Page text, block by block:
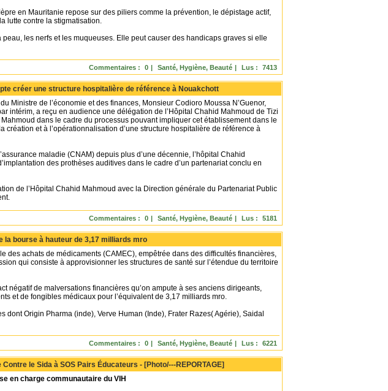
en Mauritanie repose sur des piliers comme la prévention, le dépistage actif,
lutte contre la stigmatisation.
les nerfs et les muqueuses. Elle peut causer des handicaps graves si elle
Lus : 7413
Santé, Hygiène, Beauté |
Commentaires : 0 |
créer une structure hospitalière de référence à Nouakchott
Ministre de l’économie et des finances, Monsieur Codioro Moussa N’Guenor,
intérim, a reçu en audience une délégation de l’Hôpital Chahid Mahmoud de Tizi
dans le cadre du processus pouvant impliquer cet établissement dans le
création et à l’opérationnalisation d’une structure hospitalière de référence à
maladie (CNAM) depuis plus d’une décennie, l’hôpital Chahid
des prothèses auditives dans le cadre d’un partenariat conclu en
de l’Hôpital Chahid Mahmoud avec la Direction générale du Partenariat Public
Lus : 5181
Santé, Hygiène, Beauté |
Commentaires : 0 |
la bourse à hauteur de 3,17 milliards mro
des achats de médicaments (CAMEC), empêtrée dans des difficultés financières,
qui consiste à approvisionner les structures de santé sur l’étendue du territoire
négatif de malversations financières qu’on ampute à ses anciens dirigeants,
et de fongibles médicaux pour l’équivalent de 3,17 milliards mro.
dont Origin Pharma (inde), Verve Human (Inde), Frater Razes( Agérie), Saidal
Lus : 6221
Santé, Hygiène, Beauté |
Commentaires : 0 |
le Sida à SOS Pairs Éducateurs - [Photo/---REPORTAGE]
en charge communautaire du VIH